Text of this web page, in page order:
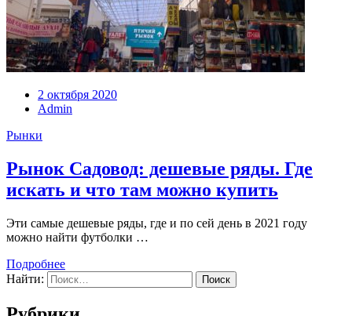
2 октября 2020
Admin
Рынки
Рынок Садовод: дешевые ряды. Где
искать и что там можно купить
Эти самые дешевые ряды, где и по сей день в 2021 году
можно найти футболки …
Подробнее
Найти: